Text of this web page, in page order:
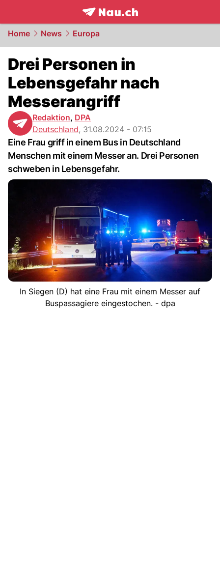
frontpage.NAU.ch
Home News Europa
Drei Personen in
Lebensgefahr nach
Messerangriff
Redaktion, DPA
Deutschland, 31.08.2024 - 07:15
Eine Frau griff in einem Bus in Deutschland
Menschen mit einem Messer an. Drei Personen
schweben in Lebensgefahr.
In Siegen (D) hat eine Frau mit einem Messer auf
Buspassagiere eingestochen. - dpa